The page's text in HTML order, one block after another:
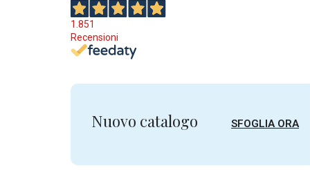
1.851
Recensioni
Nuovo catalogo SFOGLIA ORA